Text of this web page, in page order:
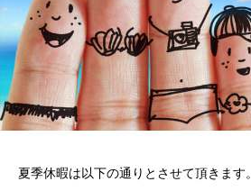
夏季休暇は以下の通りとさせて頂きます。